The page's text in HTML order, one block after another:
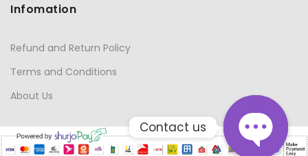
Infomation
Refund and Return Policy
Terms and Conditions
About Us
Contact us